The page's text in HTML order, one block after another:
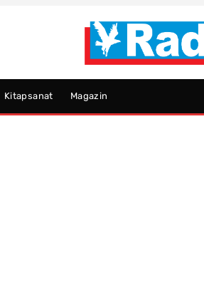
Kitapsanat Magazin